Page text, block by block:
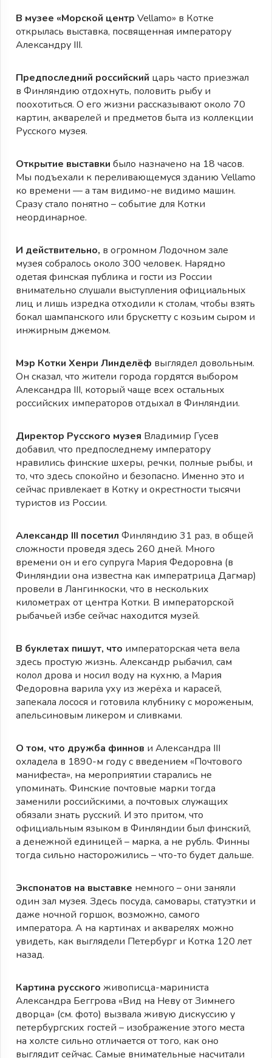
В музее «Морской центр Vellamo» в Котке
открылась выставка, посвященная императору
Александру III.
Предпоследний российский царь часто приезжал
в Финляндию отдохнуть, половить рыбу и
поохотиться. О его жизни рассказывают около 70
картин, акварелей и предметов быта из коллекции
Русского музея.
Открытие выставки было назначено на 18 часов.
Мы подъехали к переливающемуся зданию Vellamo
ко времени — а там видимо-не видимо машин.
Сразу стало понятно – событие для Котки
неординарное.
И действительно, в огромном Лодочном зале
музея собралось около 300 человек. Нарядно
одетая финская публика и гости из России
внимательно слушали выступления официальных
лиц и лишь изредка отходили к столам, чтобы взять
бокал шампанского или брускетту с козьим сыром и
инжирным джемом.
Мэр Котки Хенри Линделёф выглядел довольным.
Он сказал, что жители города гордятся выбором
Александра III, который чаще всех остальных
российских императоров отдыхал в Финляндии.
Директор Русского музея Владимир Гусев
добавил, что предпоследнему императору
нравились финские шхеры, речки, полные рыбы, и
то, что здесь спокойно и безопасно. Именно это и
сейчас привлекает в Котку и окрестности тысячи
туристов из России.
Александр III посетил Финляндию 31 раз, в общей
сложности проведя здесь 260 дней. Много
времени он и его супруга Мария Федоровна (в
Финляндии она известна как императрица Дагмар)
провели в Лангинкоски, что в нескольких
километрах от центра Котки. В императорской
рыбачьей избе сейчас находится музей.
В буклетах пишут, что императорская чета вела
здесь простую жизнь. Александр рыбачил, сам
колол дрова и носил воду на кухню, а Мария
Федоровна варила уху из жерёха и карасей,
запекала лосося и готовила клубнику с мороженым,
апельсиновым ликером и сливками.
О том, что дружба финнов и Александра III
охладела в 1890-м году с введением «Почтового
манифеста», на мероприятии старались не
упоминать. Финские почтовые марки тогда
заменили российскими, а почтовых служащих
обязали знать русский. И это притом, что
официальным языком в Финляндии был финский,
а денежной единицей – марка, а не рубль. Финны
тогда сильно насторожились – что-то будет дальше.
Экспонатов на выставке немного – они заняли
один зал музея. Здесь посуда, самовары, статуэтки и
даже ночной горшок, возможно, самого
императора. А на картинах и акварелях можно
увидеть, как выглядели Петербург и Котка 120 лет
назад.
Картина русского живописца-мариниста
Александра Беггрова «Вид на Неву от Зимнего
дворца» (см. фото) вызвала живую дискуссию у
петербургских гостей – изображение этого места
на холсте сильно отличается от того, как оно
выглядит сейчас. Самые внимательные насчитали